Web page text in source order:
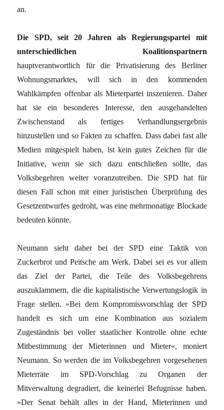
an.
Die SPD, seit 20 Jahren als Regierungspartei mit
unterschiedlichen Koalitionspartnern
hauptverantwortlich für die Privatisierung des Berliner
Wohnungsmarktes, will sich in den kommenden
Wahlkämpfen offenbar als Mieterpartei inszenieren. Daher
hat sie ein besonderes Interesse, den ausgehandelten
Zwischenstand als fertiges Verhandlungsergebnis
hinzustellen und so Fakten zu schaffen. Dass dabei fast alle
Medien mitgespielt haben, ist kein gutes Zeichen für die
Initiative, wenn sie sich dazu entschließen sollte, das
Volksbegehren weiter voranzutreiben. Die SPD hat für
diesen Fall schon mit einer juristischen Überprüfung des
Gesetzentwurfes gedroht, was eine mehrmonatige Blockade
bedeuten könnte.
Neumann sieht daher bei der SPD eine Taktik von
Zuckerbrot und Peitsche am Werk. Dabei sei es vor allem
das Ziel der Partei, die Teile des Volksbegehrens
auszuklammern, die die kapitalistische Verwertungslogik in
Frage stellen. »Bei dem Kompromissvorschlag der SPD
handelt es sich um eine Kombination aus sozialem
Zugeständnis bei voller staatlicher Kontrolle ohne echte
Mitbestimmung der Mieterinnen und Mieter«, moniert
Neumann. So werden die im Volksbegehren vorgesehenen
Mieterräte im SPD-Vorschlag zu Organen der
Mitverwaltung degradiert, die keinerlei Befugnisse haben.
»Der Senat behält alles in der Hand, Mieterinnen und